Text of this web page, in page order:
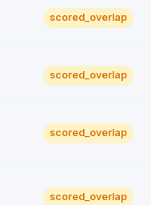
scored_overlap
scored_overlap
scored_overlap
scored_overlap